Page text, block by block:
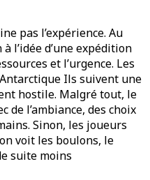
pas l’expérience. Au
l’idée d’une expédition
et l’urgence. Les
Ils suivent une
hostile. Malgré tout, le
de l’ambiance, des choix
Sinon, les joueurs
voit les boulons, le
suite moins